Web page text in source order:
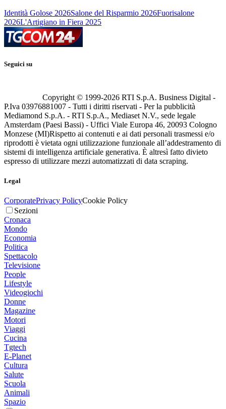
Identità Golose 2026Salone del Risparmio 2026Fuorisalone
2026L'Artigiano in Fiera 2025
Seguici su
Copyright © 1999-2026 RTI S.p.A. Business Digital -
P.Iva 03976881007 - Tutti i diritti riservati - Per la pubblicità
Mediamond S.p.A. - RTI S.p.A., Mediaset N.V., sede legale
Amsterdam (Paesi Bassi) - Uffici Viale Europa 46, 20093 Cologno
Monzese (MI)Rispetto ai contenuti e ai dati personali trasmessi e/o
riprodotti è vietata ogni utilizzazione funzionale all’addestramento di
sistemi di intelligenza artificiale generativa. È altresì fatto divieto
espresso di utilizzare mezzi automatizzati di data scraping.
Legal
CorporatePrivacy PolicyCookie Policy
Sezioni
Cronaca
Mondo
Economia
Politica
Spettacolo
Televisione
People
Lifestyle
Videogiochi
Donne
Magazine
Motori
Viaggi
Cucina
Tgtech
E-Planet
Cultura
Salute
Scuola
Animali
Spazio